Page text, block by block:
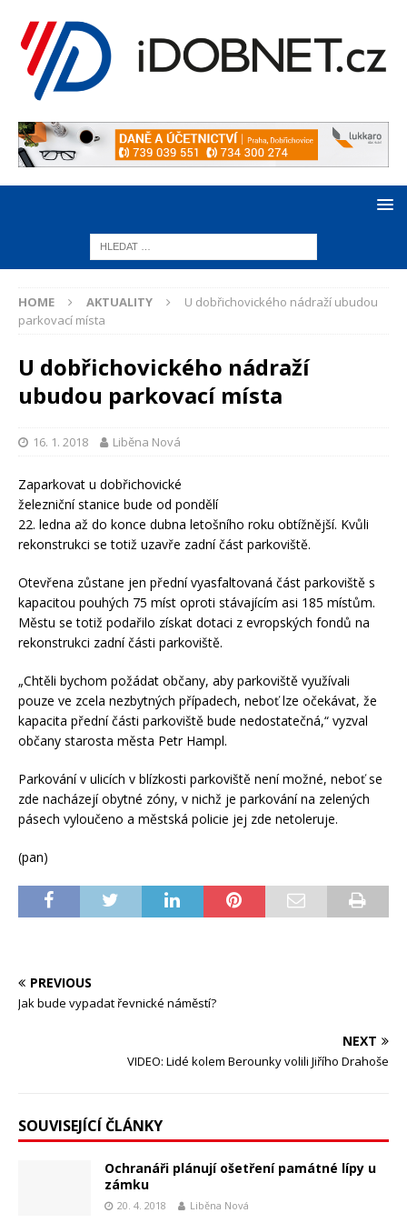
HOME AKTUALITY
U dobřichovického nádraží ubudou
parkovací místa
U dobřichovického nádraží
ubudou parkovací místa
16. 1. 2018 Liběna Nová
Zaparkovat u dobřichovické
železniční stanice bude od pondělí
22. ledna až do konce dubna letošního roku obtížnější. Kvůli
rekonstrukci se totiž uzavře zadní část parkoviště.
Otevřena zůstane jen přední vyasfaltovaná část parkoviště s
kapacitou pouhých 75 míst oproti stávajícím asi 185 místům.
Městu se totiž podařilo získat dotaci z evropských fondů na
rekonstrukci zadní části parkoviště.
„Chtěli bychom požádat občany, aby parkoviště využívali
pouze ve zcela nezbytných případech, neboť lze očekávat, že
kapacita přední části parkoviště bude nedostatečná,“ vyzval
občany starosta města Petr Hampl.
Parkování v ulicích v blízkosti parkoviště není možné, neboť se
zde nacházejí obytné zóny, v nichž je parkování na zelených
pásech vyloučeno a městská policie jej zde netoleruje.
(pan)
PREVIOUS
Jak bude vypadat řevnické náměstí?
NEXT
VIDEO: Lidé kolem Berounky volili Jiřího Drahoše
SOUVISEJÍCÍ ČLÁNKY
Ochranáři plánují ošetření památné lípy u
zámku
20. 4. 2018 Liběna Nová